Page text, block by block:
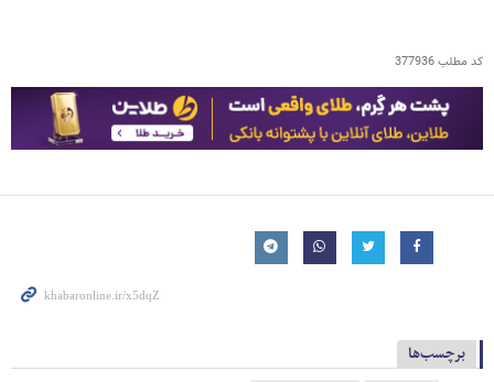
کد مطلب377936
برچسب‌ها